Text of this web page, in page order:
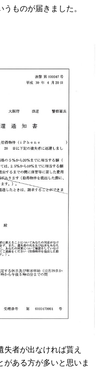
ものが届きました。
者が出なければ貰え
がある方が多いと思いま